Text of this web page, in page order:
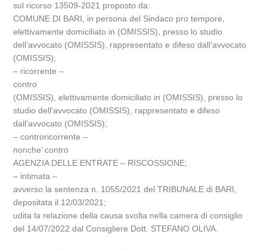
sul ricorso 13509-2021 proposto da:
COMUNE DI BARI, in persona del Sindaco pro tempore,
elettivamente domiciliato in (OMISSIS), presso lo studio
dell’avvocato (OMISSIS), rappresentato e difeso dall’avvocato
(OMISSIS);
– ricorrente –
contro
(OMISSIS), elettivamente domiciliato in (OMISSIS), presso lo
studio dell’avvocato (OMISSIS), rappresentato e difeso
dall’avvocato (OMISSIS);
– controricorrente –
nonche’ contro
AGENZIA DELLE ENTRATE – RISCOSSIONE;
– intimata –
avverso la sentenza n. 1055/2021 del TRIBUNALE di BARI,
depositata il 12/03/2021;
udita la relazione della causa svolta nella camera di consiglio
del 14/07/2022 dal Consigliere Dott. STEFANO OLIVA.